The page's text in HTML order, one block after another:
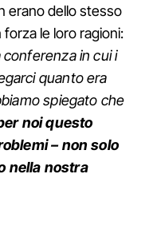
erano dello stesso
le loro ragioni:
in cui i
quanto era
spiegato che
noi questo
– non solo
nella nostra